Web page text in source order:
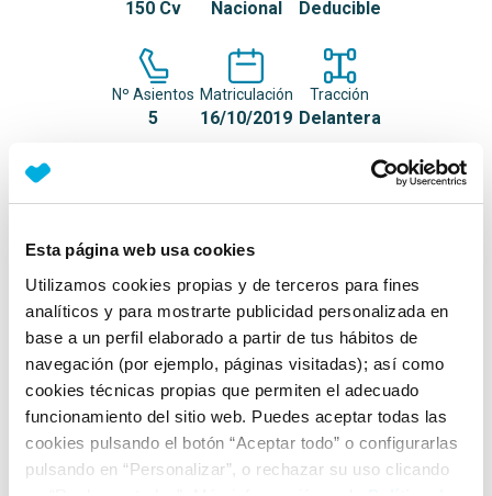
Esta página web usa cookies
Utilizamos cookies propias y de terceros para fines
analíticos y para mostrarte publicidad personalizada en
base a un perfil elaborado a partir de tus hábitos de
navegación (por ejemplo, páginas visitadas); así como
cookies técnicas propias que permiten el adecuado
funcionamiento del sitio web. Puedes aceptar todas las
cookies pulsando el botón “Aceptar todo” o configurarlas
pulsando en “Personalizar”, o rechazar su uso clicando
150 Cv Nacional Deducible
Nº Asientos
5
Matriculación
16/10/2019
Tracción
Delantera
Equipamiento*
Detalles destacados
Luz de marcha diurna LED
Pilotos traseros en tecnología LED
Suelo del maletero con ajuste de altura y extraíble
+ Ver todos
Ficha técnica